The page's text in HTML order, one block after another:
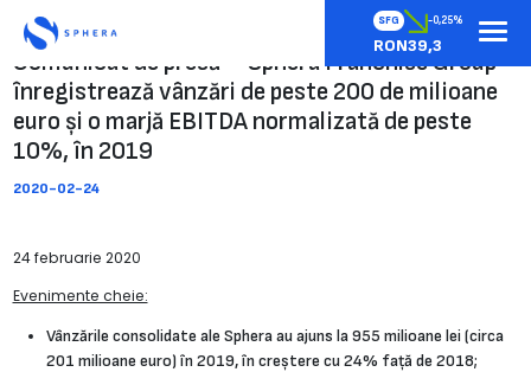
SFG -0,25%
RON39,3
Comunicat de presă – Sphera Franchise Group
înregistrează vânzări de peste 200 de milioane
euro și o marjă EBITDA normalizată de peste
10%, în 2019
2020-02-24
24 februarie 2020
Evenimente cheie:
Vânzările consolidate ale Sphera au ajuns la 955 milioane lei (circa
201 milioane euro) în 2019, în creștere cu 24% față de 2018;